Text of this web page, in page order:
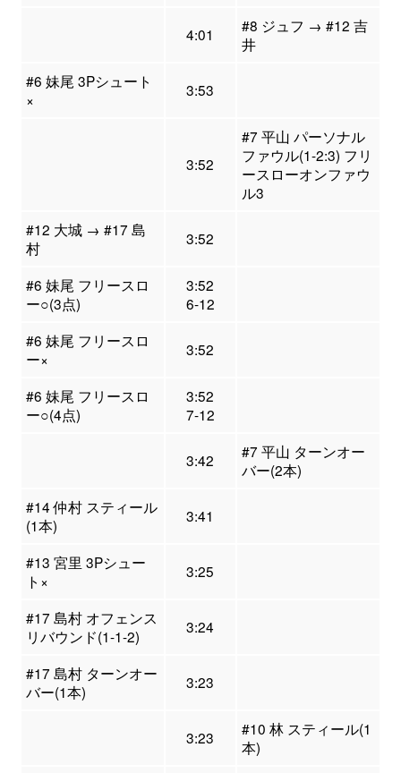
4:01
#8 ジュフ → #12 吉
井
#6 妹尾 3Pシュート
×
3:53
3:52
#7 平山 パーソナル
ファウル(1-2:3) フリ
ースローオンファウ
ル3
#12 大城 → #17 島
村
3:52
#6 妹尾 フリースロ
ー○(3点)
3:52
6-12
#6 妹尾 フリースロ
ー×
3:52
#6 妹尾 フリースロ
ー○(4点)
3:52
7-12
3:42
#7 平山 ターンオー
バー(2本)
#14 仲村 スティール
(1本)
3:41
#13 宮里 3Pシュー
ト×
3:25
#17 島村 オフェンス
リバウンド(1-1-2)
3:24
#17 島村 ターンオー
バー(1本)
3:23
3:23
#10 林 スティール(1
本)